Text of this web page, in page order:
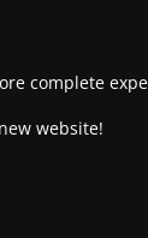
complete
website!